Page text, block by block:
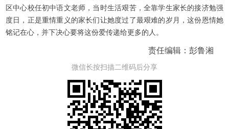
区中心校任初中语文老师，当时生活艰苦，全靠学生家长的接济勉强
度日，正是重情重义的家长们让她度过了最艰难的岁月，这份恩情她
铭记在心，并下决心要将这份爱传递给更多的人。
责任编辑：彭鲁湘
微信长按扫描二维码后分享